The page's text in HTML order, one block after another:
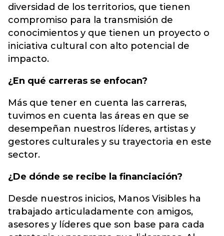
diversidad de los territorios, que tienen
compromiso para la transmisión de
conocimientos y que tienen un proyecto o
iniciativa cultural con alto potencial de
impacto.
¿En qué carreras se enfocan?
Más que tener en cuenta las carreras,
tuvimos en cuenta las áreas en que se
desempeñan nuestros líderes, artistas y
gestores culturales y su trayectoria en este
sector.
¿De dónde se recibe la financiación?
Desde nuestros inicios, Manos Visibles ha
trabajado articuladamente con amigos,
asesores y líderes que son base para cada